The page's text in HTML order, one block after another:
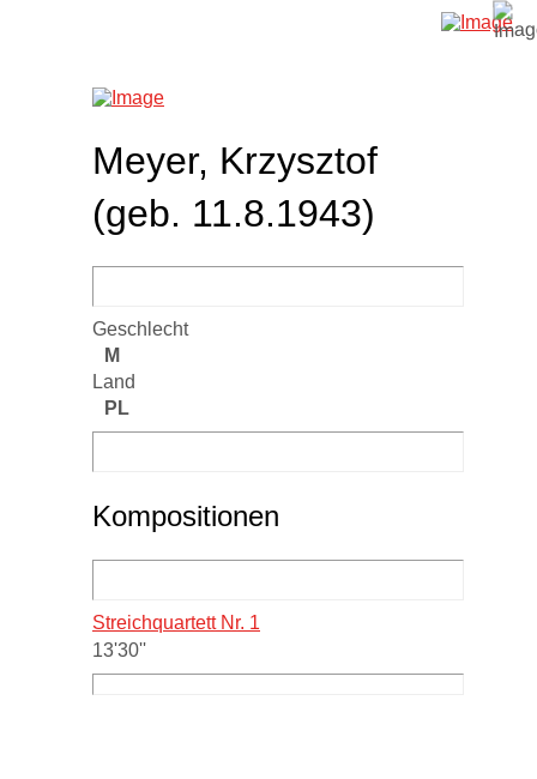
Meyer, Krzysztof
(geb. 11.8.1943)
Geschlecht
M
Land
PL
Kompositionen
Streichquartett Nr. 1
13'30''